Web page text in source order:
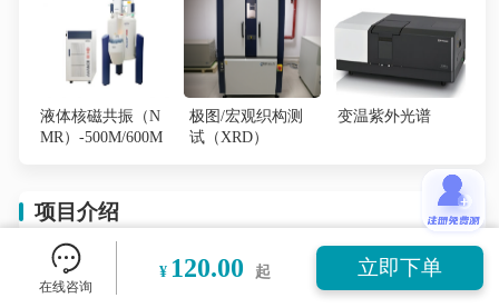
在线咨询
¥ 120.00 起 立即下单
液体核磁共振（N
MR）-500M/600M
极图/宏观织构测
试（XRD）
变温紫外光谱
项目介绍
紫外可见近红外光谱是利用物质中的分子或基团，吸收
了入射的紫外可见光能量，产生具有特征性的带状光谱，从而